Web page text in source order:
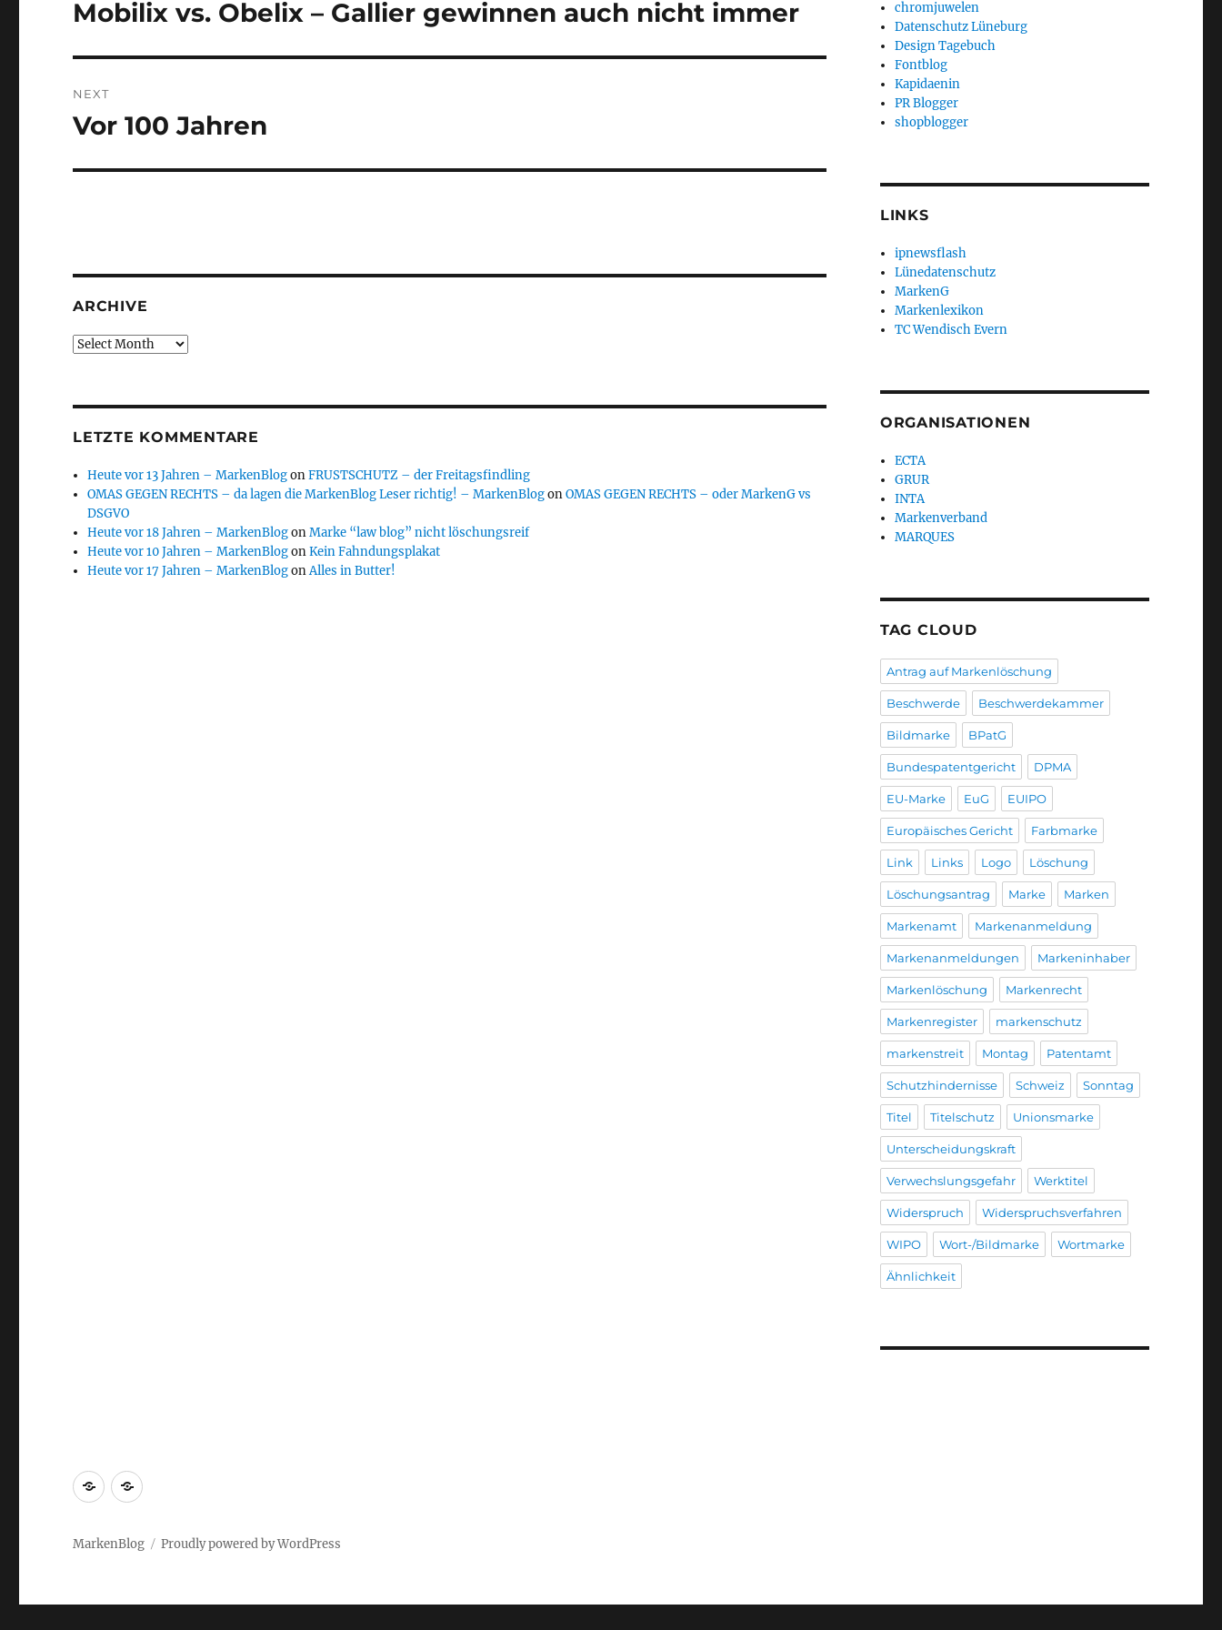
Previous
Mobilix vs. Obelix – Gallier gewinnen auch nicht immer
NEXT
Next
Vor 100 Jahren
ARCHIVE
Archive
LETZTE KOMMENTARE
Heute vor 13 Jahren – MarkenBlogonFRUSTSCHUTZ – der Freitagsfindling
OMAS GEGEN RECHTS – da lagen die MarkenBlog Leser richtig! – MarkenBlogonOMAS GEGEN RECHTS – oder MarkenG vs
DSGVO
Heute vor 18 Jahren – MarkenBlogonMarke “law blog” nicht löschungsreif
Heute vor 10 Jahren – MarkenBlogonKein Fahndungsplakat
Heute vor 17 Jahren – MarkenBlogonAlles in Butter!
chromjuwelen
Datenschutz Lüneburg
Design Tagebuch
Fontblog
Kapidaenin
PR Blogger
shopblogger
LINKS
ipnewsflash
Lünedatenschutz
MarkenG
Markenlexikon
TC Wendisch Evern
ORGANISATIONEN
ECTA
GRUR
INTA
Markenverband
MARQUES
TAG CLOUD
Antrag auf Markenlöschung
Beschwerde Beschwerdekammer
Bildmarke BPatG
Bundespatentgericht DPMA
EU-Marke EuG EUIPO
Europäisches Gericht Farbmarke
Link Links Logo Löschung
Löschungsantrag Marke Marken
Markenamt Markenanmeldung
Markenanmeldungen Markeninhaber
Markenlöschung Markenrecht
Markenregister markenschutz
markenstreit Montag Patentamt
Schutzhindernisse Schweiz Sonntag
Titel Titelschutz Unionsmarke
Unterscheidungskraft
Verwechslungsgefahr Werktitel
Widerspruch Widerspruchsverfahren
WIPO Wort-/Bildmarke Wortmarke
Ähnlichkeit
Markenrecherche
Gastbeiträge
MarkenBlog Proudly powered by WordPress